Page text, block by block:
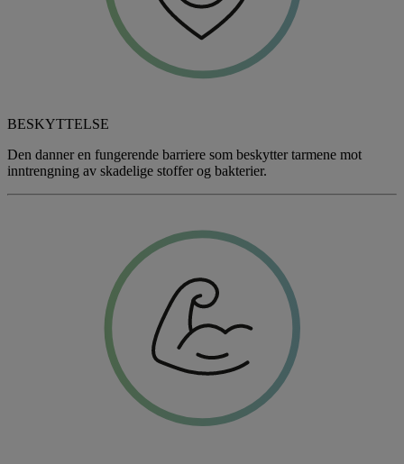
BESKYTTELSE
Den danner en fungerende barriere som beskytter tarmene mot
inntrengning av skadelige stoffer og bakterier.